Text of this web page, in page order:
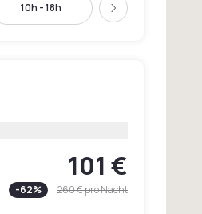
10h - 18h Weiter
101 €
-62% 260 €pro Nacht